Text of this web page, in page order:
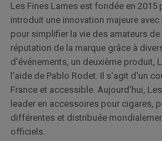
Les Fines Lames est fondée en 2015
introduit une innovation majeure
pour simplifier la vie des amateurs
réputation de la marque grâce à
d'événements, un deuxième produit,
l'aide de Pablo Rodet. Il s'agit d'un
France et accessible. Aujourd'hui,
leader en accessoires pour cigares,
différentes et distribuée
officiels.